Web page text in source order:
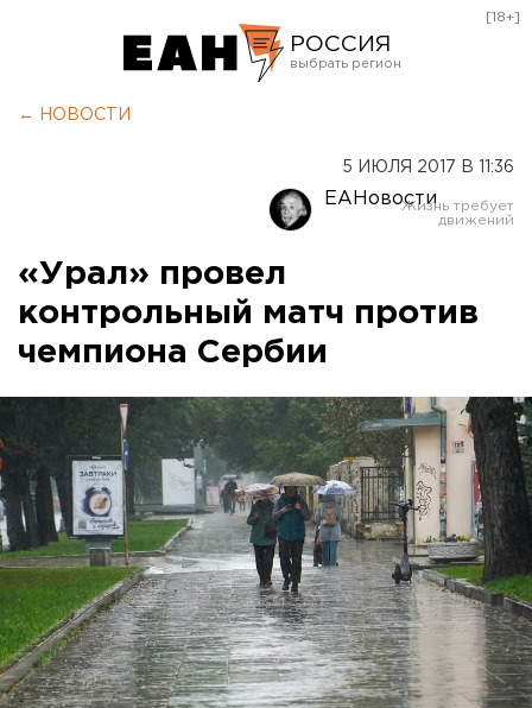
РОССИЯ
Оренбург
[18+]
← НОВОСТИ
5 ИЮЛЯ 2017 В 11:36
ЕАНовости
«Урал» провел
контрольный матч против
чемпиона Сербии